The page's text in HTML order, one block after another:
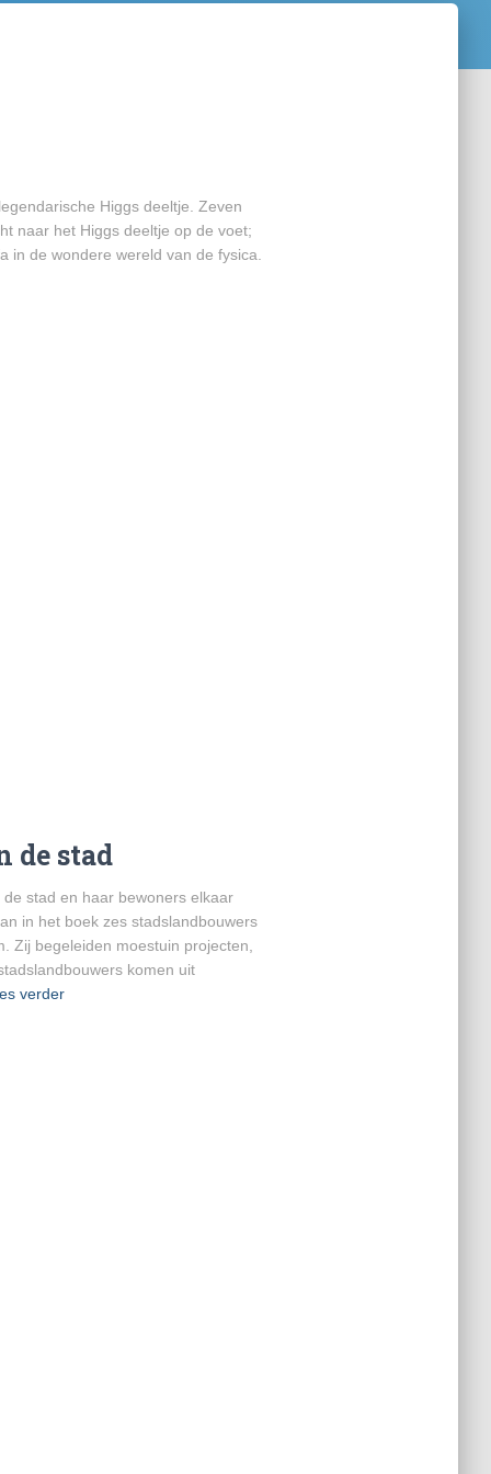
Higgs deeltje. Zeven
naar het Higgs deeltje op de voet;
in de wondere wereld van de fysica.
de stad
stad en haar bewoners elkaar
in het boek zes stadslandbouwers
Zij begeleiden moestuin projecten,
komen uit
verder